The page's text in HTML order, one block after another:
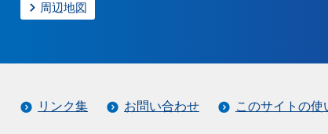
周辺地図
リンク集 お問い合わせ このサイトの使